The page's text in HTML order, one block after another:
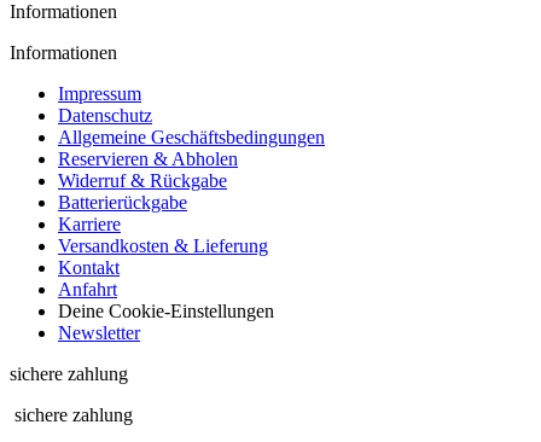
Informationen
Informationen
Impressum
Datenschutz
Allgemeine Geschäftsbedingungen
Reservieren & Abholen
Widerruf & Rückgabe
Batterierückgabe
Karriere
Versandkosten & Lieferung
Kontakt
Anfahrt
Deine Cookie-Einstellungen
Newsletter
sichere zahlung
sichere zahlung